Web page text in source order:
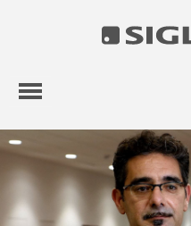
PROGETTI
SIGLACOM